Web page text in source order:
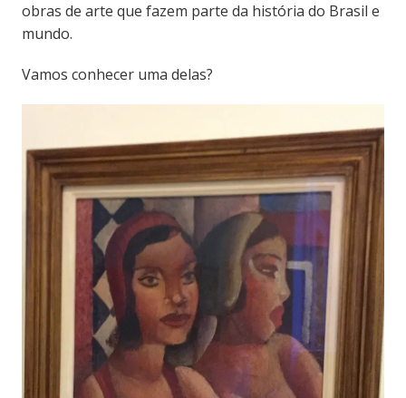
obras de arte que fazem parte da história do Brasil e
mundo.
Vamos conhecer uma delas?